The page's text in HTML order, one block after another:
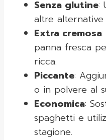
Senza glutine:
altre alternative
Extra cremosa
panna fresca
ricca.
Piccante:
o in polvere al
Economica:
spaghetti e
stagione.